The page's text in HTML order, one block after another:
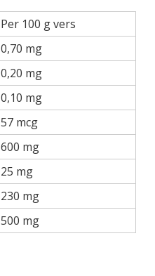
Per 100 g vers
0,70 mg
0,20 mg
0,10 mg
57 mcg
600 mg
25 mg
230 mg
500 mg